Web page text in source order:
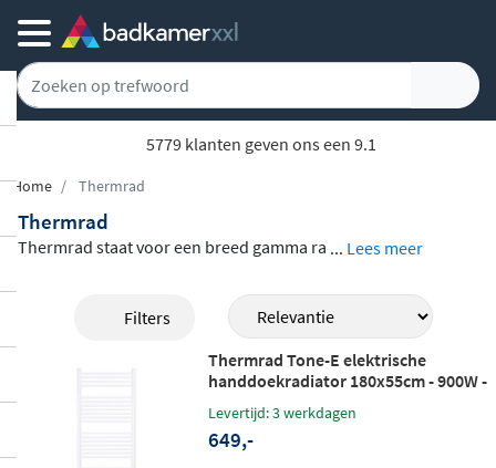
5779 klanten geven ons een 9.1
Home Thermrad
Thermrad
Thermrad staat voor een breed gamma ra
ruimte en elk verwarmingssysteem bedie
compacte paneelradiatorenonder
het raam tot slanke verticale designradiat
voor de badkamer: het aanbod biedt voor
iedere situatie een doordachte oplossing.
... Lees meer
Filters
Thermrad Tone-E elektrische
handdoekradiator 180x55cm - 900W -
wit RAL 9016
Levertijd: 3 werkdagen
649,-